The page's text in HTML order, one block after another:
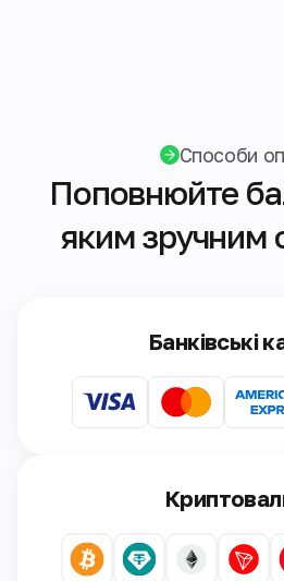
Способи
Поповнюйте
яким зручним
Банківські